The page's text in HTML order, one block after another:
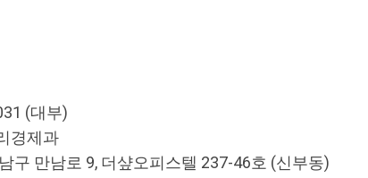
(대부)
경제과
구 만남로 9, 더샾오피스텔 237-46호 (신부동)